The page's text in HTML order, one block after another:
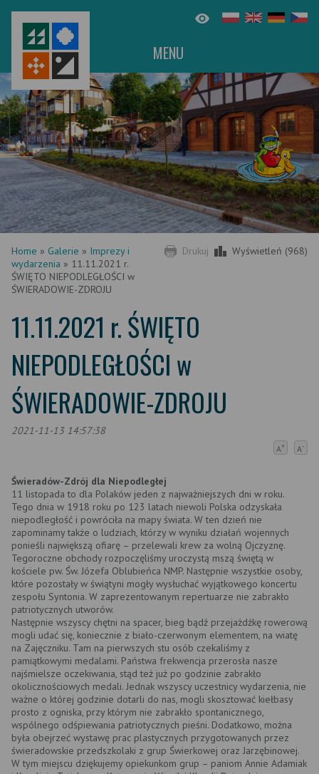
MENU
Drukuj Wyświetleń (968)
Home » Galerie » Imprezy i
wydarzenia » 11.11.2021 r.
ŚWIĘTO NIEPODLEGŁOŚCI w
ŚWIERADOWIE-ZDROJU
11.11.2021 r. ŚWIĘTO
NIEPODLEGŁOŚCI w
ŚWIERADOWIE-ZDROJU
2021-11-13 14:57:38
A+ A-
Świeradów-Zdrój dla Niepodległej
11 listopada to dla Polaków jeden z najważniejszych dni w roku.
Tego dnia w 1918 roku po 123 latach niewoli Polska odzyskała
niepodległość i powróciła na mapy świata. W ten dzień nie
zapominamy także o ludziach, którzy w wyniku działań wojennych
ponieśli największą ofiarę – przelewali krew za wolną Ojczyznę.
Tegoroczne obchody rozpoczęliśmy uroczystą mszą świętą w
kościele pw. Św. Józefa Oblubieńca NMP. Następnie wszystkie osoby,
które pozostały w świątyni mogły wysłuchać wyjątkowego koncertu
zespołu Syntonia. W zaprezentowanym repertuarze nie zabrakło
patriotycznych utworów.
Następnie wszyscy chętni na spacer, bieg bądź przejażdżkę rowerową
mogli udać się, koniecznie z biało-czerwonym elementem, na wiatę
na Zajęczniku. Tam na pierwszych stu osób czekaliśmy z
pamiątkowymi medalami. Państwa frekwencja przerosła nasze
najśmielsze oczekiwania, stąd też już po godzinie zabrakło
okolicznościowych medali. Jednak wszyscy uczestnicy wydarzenia, nie
ważne o której godzinie dotarli do nas, mogli skosztować kiełbasy
prosto z ogniska, przy którym nie zabrakło spontanicznego,
wspólnego odśpiewania patriotycznych pieśni. Dodatkowo, można
była obejrzeć wystawę prac plastycznych przygotowanych przez
świeradowskie przedszkolaki z grup Świerkowej oraz Jarzębinowej.
W tym miejscu dziękujemy opiekunkom grup – paniom Annie Adamiak